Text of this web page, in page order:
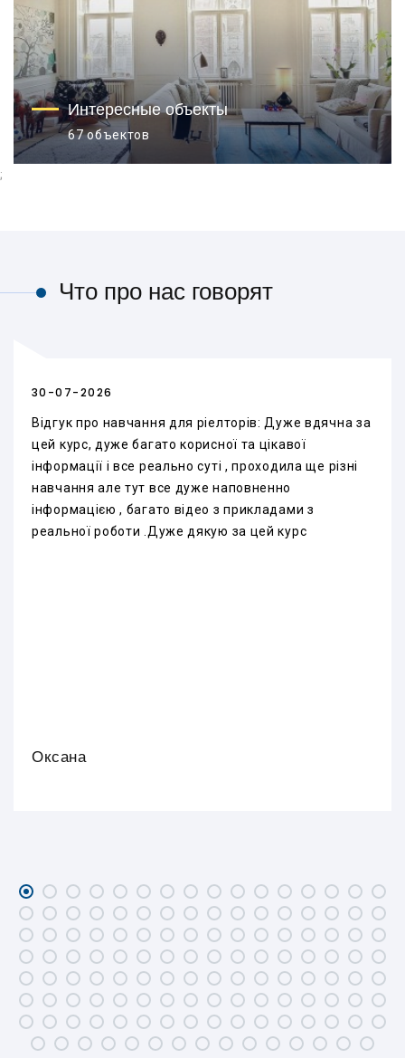
Интересные объекты
67 объектов
;
Что про нас говорят
30-07-2026
Відгук про навчання для ріелторів: Дуже вдячна за
цей курс, дуже багато корисної та цікавої
інформації і все реально суті , проходила ще різні
навчання але тут все дуже наповненно
інформацією , багато відео з прикладами з
реальної роботи .Дуже дякую за цей курс
Оксана